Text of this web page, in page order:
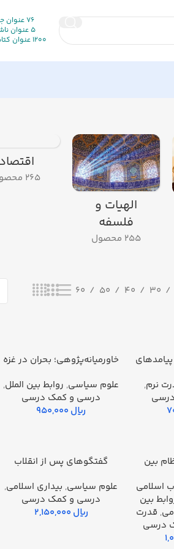
76 عنوان جایزه کتاب
5 عنوان ناشر برگزیده
1200 عنوان کتاب منتشرشده
الهیات و
فلسفه
255 محصول
اقتصاد
265 محصول
30
40
50
60
نرم,
افزودن به سبد خرید
خاورمیانه‌پژوهی؛ بحران در غزه
علوم سياسي, روابط بین الملل,
درسي و كمك درسي
ریال
بین
اسلامی
بین
, قدرت
درسي
افزودن به سبد خرید
گفتگوهای پس از انقلاب
علوم سياسي, بیداری اسلامی,
درسي و كمك درسي
ریال